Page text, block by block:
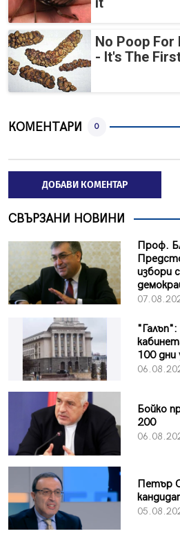
No Poop For
- It's The
КОМЕНТАРИ 0
ДОБАВИ КОМЕНТАР
СВЪРЗАНИ НОВИНИ
Проф.
избори
"Галъп":
100 дни
Бойко
200
Петър